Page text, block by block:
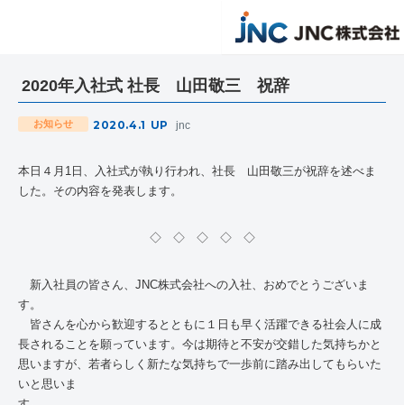
2020年入社式 社長 山田敬三 祝辞
お知らせ 2020.4.1 UP jnc
本日４月1日、入社式が執り行われ、社長 山田敬三が祝辞を述べま
した。その内容を発表します。
◇ ◇ ◇ ◇ ◇
新入社員の皆さん、 JNC株式会社への入社、おめでとうございま
す。
皆さんを心から歓迎するとともに１日も早く活躍できる社会人に成
長されることを願っています。今は期待と不安が交錯した気持ちかと
思いますが、若者らしく新たな気持ちで一歩前に踏み出してもらいた
いと思いま